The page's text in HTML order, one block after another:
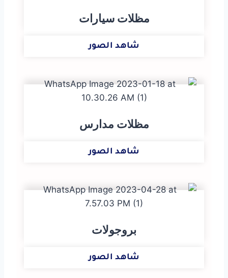
مظلات سيارات
شاهد الصور
مظلات مدارس
شاهد الصور
بروجولات
شاهد الصور